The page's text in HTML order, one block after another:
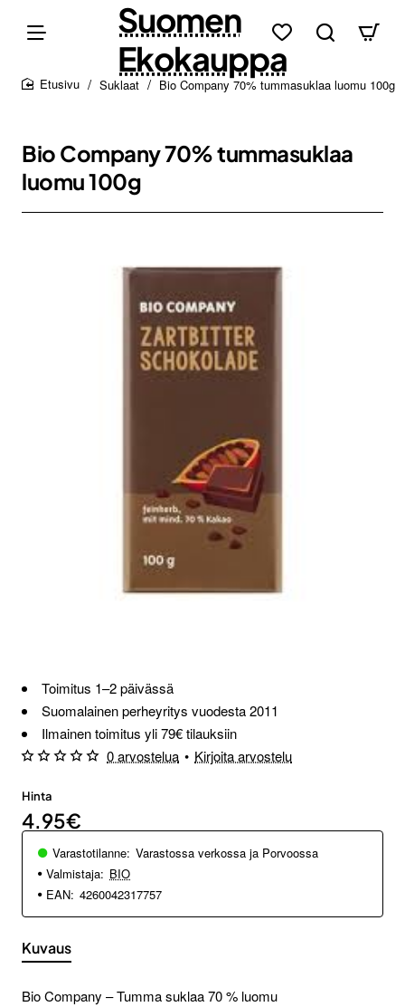
Suomen
Ekokauppa
Suklaat Bio Company 70% tummasuklaa luomu 100g
Bio Company 70% tummasuklaa
luomu 100g
Toimitus 1–2 päivässä
Suomalainen perheyritys vuodesta 2011
Ilmainen toimitus yli 79€ tilauksiin
0 arvostelua • Kirjoita arvostelu
Hinta
4.95€
Varastotilanne: Varastossa verkossa ja Porvoossa
Valmistaja: BIO
EAN: 4260042317757
Kuvaus
Bio Company – Tumma suklaa 70 % luomu